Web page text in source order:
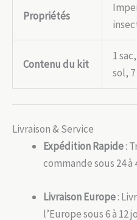
Propriétés
Contenu du kit
1
sol,
Livraison & Service
Expédition Rapide:
commande sous 24 à
Livraison Europe:
l’Europe sous 6 à 12